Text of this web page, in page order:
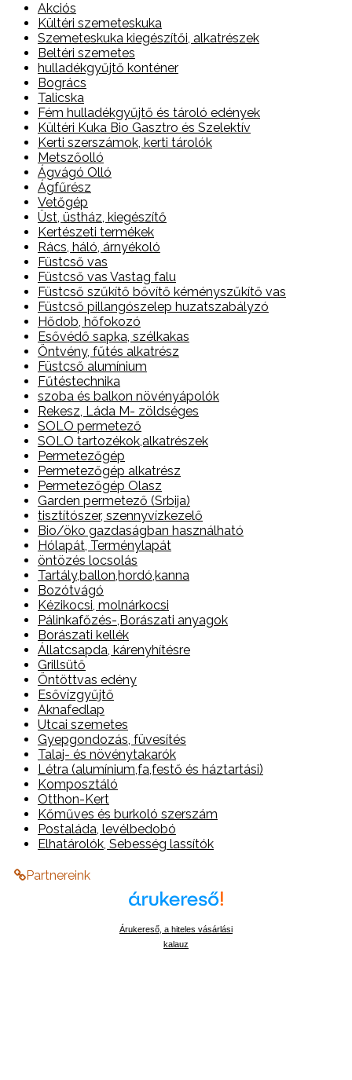
Akciós
Kültéri szemeteskuka
Szemeteskuka kiegészítői, alkatrészek
Beltéri szemetes
hulladékgyűjtő konténer
Bogrács
Talicska
Fém hulladékgyűjtő és tároló edények
Kültéri Kuka Bio Gasztro és Szelektív
Kerti szerszámok, kerti tárolók
Metszőolló
Ágvágó Olló
Ágfűrész
Vetőgép
Üst, üstház, kiegészítő
Kertészeti termékek
Rács, háló, árnyékoló
Füstcső vas
Füstcső vas Vastag falu
Füstcső szűkítő bővítő kéményszűkítő vas
Füstcső pillangószelep huzatszabályzó
Hődob, hőfokozó
Esővédő sapka, szélkakas
Öntvény, fűtés alkatrész
Füstcső alumínium
Fűtéstechnika
szoba és balkon növényápolók
Rekesz, Láda M- zöldséges
SOLO permetező
SOLO tartozékok,alkatrészek
Permetezőgép
Permetezőgép alkatrész
Permetezőgép Olasz
Garden permetező (Srbija)
tisztítószer, szennyvízkezelő
Bio/öko gazdaságban használható
Hólapát, Terménylapát
öntözés locsolás
Tartály,ballon,hordó,kanna
Bozótvágó
Kézikocsi, molnárkocsi
Pálinkafőzés-,Borászati anyagok
Borászati kellék
Állatcsapda, kárenyhítésre
Grillsütő
Öntöttvas edény
Esővízgyűjtő
Aknafedlap
Utcai szemetes
Gyepgondozás, füvesítés
Talaj- és növénytakarók
Létra (alumínium,fa,festő és háztartási)
Komposztáló
Otthon-Kert
Kőműves és burkoló szerszám
Postaláda, levélbedobó
Elhatárolók, Sebesség lassítók
Partnereink
Árukereső, a hiteles vásárlási
kalauz